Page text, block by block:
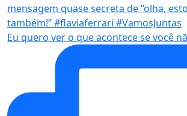
Eu quero ver o que acontece se você